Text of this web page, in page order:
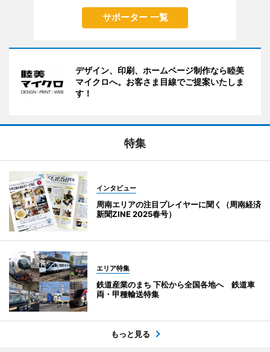
サポーター 一覧
デザイン、印刷、ホームページ制作なら睦美
マイクロへ。お客さま目線でご提案いたしま
す！
特集
インタビュー
周南エリアの注目プレイヤーに聞く（周南経済
新聞ZINE 2025春号）
エリア特集
鉄道産業のまち 下松から全国各地へ 鉄道車
両・甲種輸送特集
もっと見る